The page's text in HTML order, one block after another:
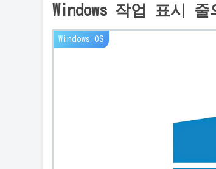
Windows 작업 표시
Windows OS